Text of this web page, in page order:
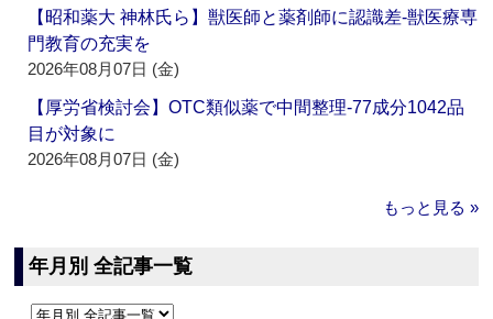
【昭和薬大 神林氏ら】獣医師と薬剤師に認識差‐獣医療専
門教育の充実を
2026年08月07日 (金)
【厚労省検討会】OTC類似薬で中間整理‐77成分1042品
目が対象に
2026年08月07日 (金)
もっと見る »
年月別 全記事一覧